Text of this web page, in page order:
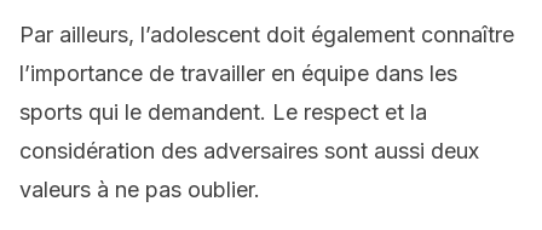
Par ailleurs, l’adolescent doit également connaître
l’importance de travailler en équipe dans les
sports qui le demandent. Le respect et la
considération des adversaires sont aussi deux
valeurs à ne pas oublier.